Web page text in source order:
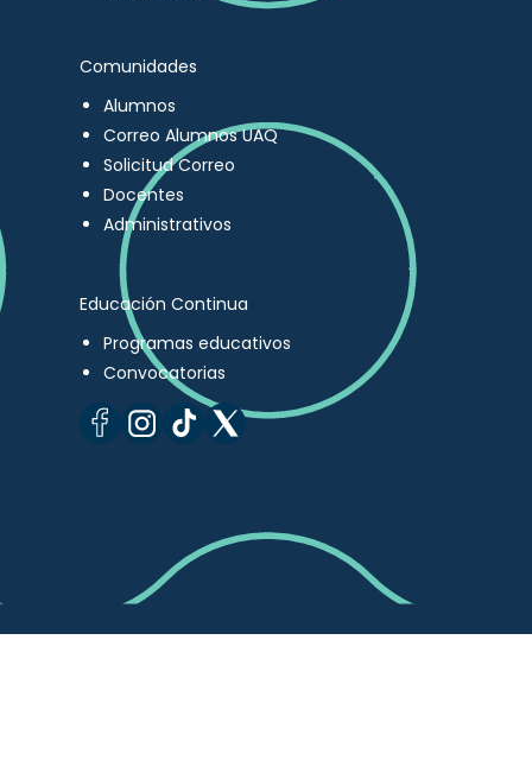
Comunidades
Alumnos
Correo Alumnos UAQ
Solicitud Correo
Docentes
Administrativos
Educación Continua
Programas educativos
Convocatorias